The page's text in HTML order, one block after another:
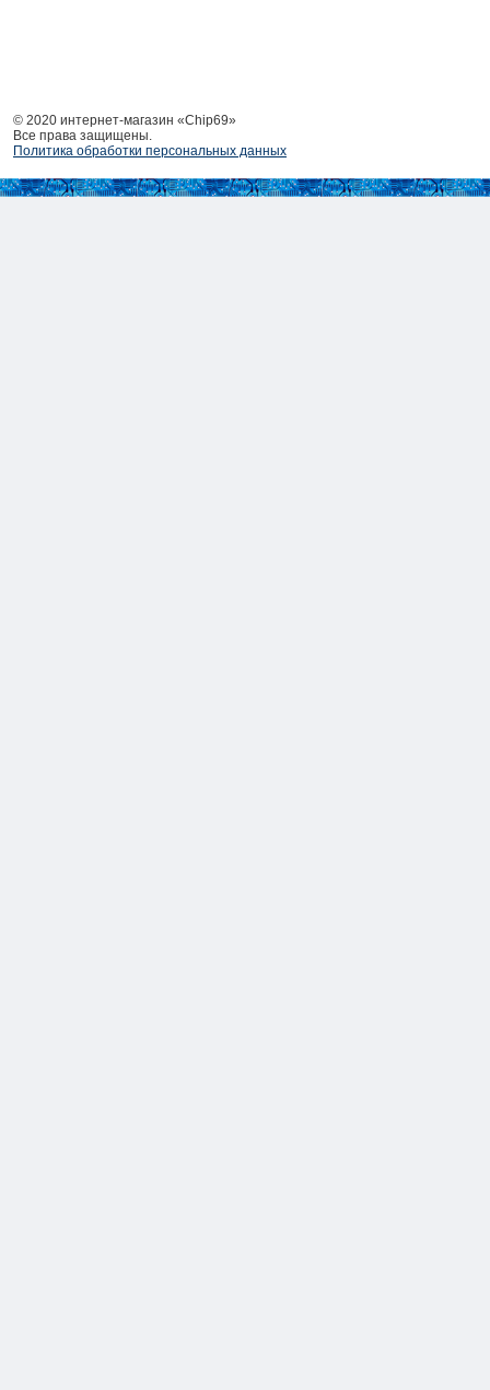
© 2020 интернет-магазин «Chip69»
Все права защищены.
Политика обработки персональных данных